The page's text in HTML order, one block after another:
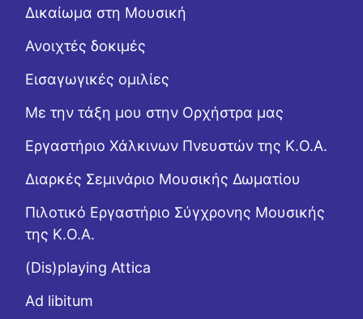
Δικαίωμα στη Μουσική
Ανοιχτές δοκιμές
Εισαγωγικές ομιλίες
Με την τάξη μου στην Ορχήστρα μας
Εργαστήριo Χάλκινων Πνευστών της Κ.Ο.Α.
Διαρκές Σεμινάριο Μουσικής Δωματίου
Πιλοτικό Εργαστήριο Σύγχρονης Μουσικής
της Κ.Ο.Α.
(Dis)playing Attica
Ad libitum